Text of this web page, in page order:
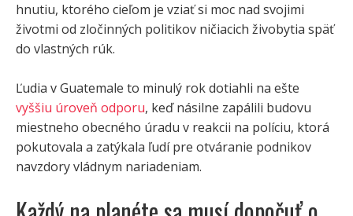
hnutiu, ktorého cieľom je vziať si moc nad svojimi
životmi od zločinných politikov ničiacich živobytia späť
do vlastných rúk.
Ľudia v Guatemale to minulý rok dotiahli na ešte
vyššiu úroveň odporu, keď násilne zapálili budovu
miestneho obecného úradu v reakcii na políciu, ktorá
pokutovala a zatýkala ľudí pre otváranie podnikov
navzdory vládnym nariadeniam.